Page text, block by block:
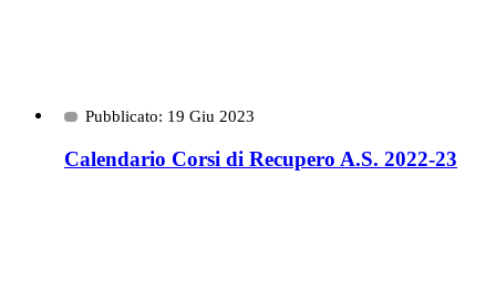
Pubblicato: 19 Giu 2023
Calendario Corsi di Recupero A.S. 2022-23